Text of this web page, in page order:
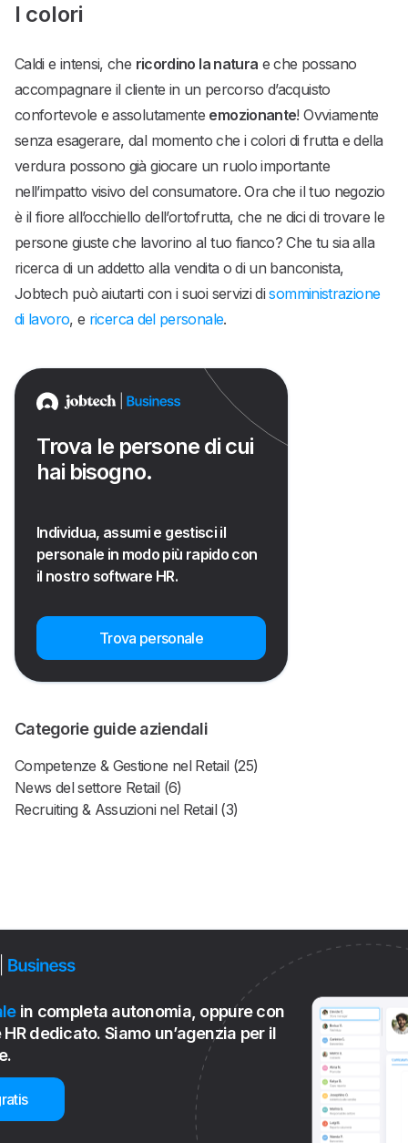
I colori
Caldi e intensi, che ricordino la natura e che possano
accompagnare il cliente in un percorso d’acquisto
confortevole e assolutamente emozionante! Ovviamente
senza esagerare, dal momento che i colori di frutta e della
verdura possono già giocare un ruolo importante
nell’impatto visivo del consumatore. Ora che il tuo negozio
è il fiore all’occhiello dell’ortofrutta, che ne dici di trovare le
persone giuste che lavorino al tuo fianco? Che tu sia alla
ricerca di un addetto alla vendita o di un banconista,
Jobtech può aiutarti con i suoi servizi disomministrazione
di lavoro, e ricerca del personale.
Trova le persone di cui
hai bisogno.
Individua, assumi e gestisci il
personale in modo più rapido con
il nostro software HR.
Trova personale
Categorie guide aziendali
Competenze & Gestione nel Retail (25)
News del settore Retail (6)
Recruiting & Assuzioni nel Retail (3)
in completa autonomia, oppure con
dedicato. Siamo un’agenzia per il